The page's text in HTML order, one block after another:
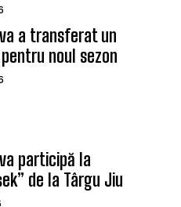
a transferat un
noul sezon
participă la
de la Târgu Jiu